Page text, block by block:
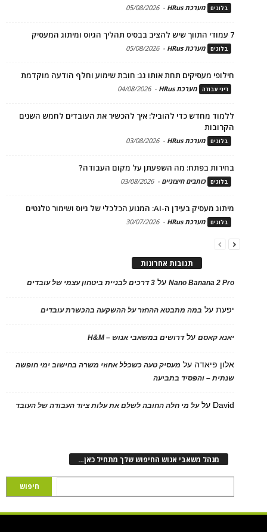
בלוגים מערכת HRus -
05/08/2026
7 עמודי התווך שיש להציב בבסיס תהליך הגיוס ומיתוג המעסיק
בלוגים מערכת HRus -
05/08/2026
חילופי מעסיקים תחת אותו גג: חובת שימוע וחלף הודעה מוקדמת
דיני עבודה מערכת HRus -
04/08/2026
ללמוד מחדש כדי להוביל: איך להכשיר את העובדים לחמש השנים
הקרובות
בלוגים מערכת HRus -
03/08/2026
בחירות בפתח: מה השפעתן על מקום העבודה?
בלוגים כותבים חיצוניים -
03/08/2026
מיתוג מעסיק בעידן ה-AI: המנוע הכלכלי של גיוס ושימור טלנטים
בלוגים מערכת HRus -
30/07/2026
תגובות אחרונות
Nano Banana 2 Proעל 3 דרכים לבניית ביטחון עצמי של עובדים
יפעתעל במה מתבטא ההחזר על ההשקעה בהכשרת עובדים
יאנא קאסםעלדרושים במשאבי אנוש – H&M
אלון פיאדה על מעסיק טעה כשכלל אחוזי משרה בחישוב ימי חופשה
שנתית – והפסיד בתביעה
David עלעל מי חלה החובה לשלם את עלות ציוד העבודה של העובד
מנהל משאבי אנוש החיפוש שלך מתחיל כאן…